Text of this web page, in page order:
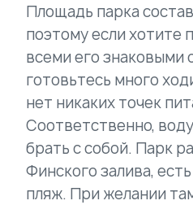
Площадь парка
поэтому если хотите
всеми его знаковыми
готовьтесь много
нет никаких точек
Соответственно,
брать с собой. Парк
Финского залива,
пляж. При желании